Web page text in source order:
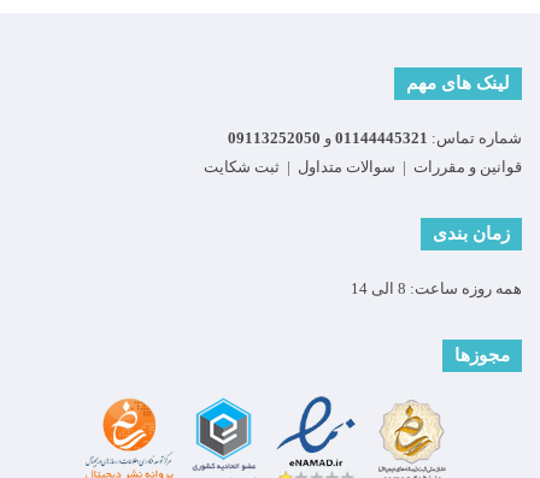
لینک های مهم
شماره تماس: 01144445321 و 09113252050
قوانین و مقررات | سوالات متداول | ثبت شکایت
زمان بندی
همه روزه ساعت: 8 الی 14
مجوزها